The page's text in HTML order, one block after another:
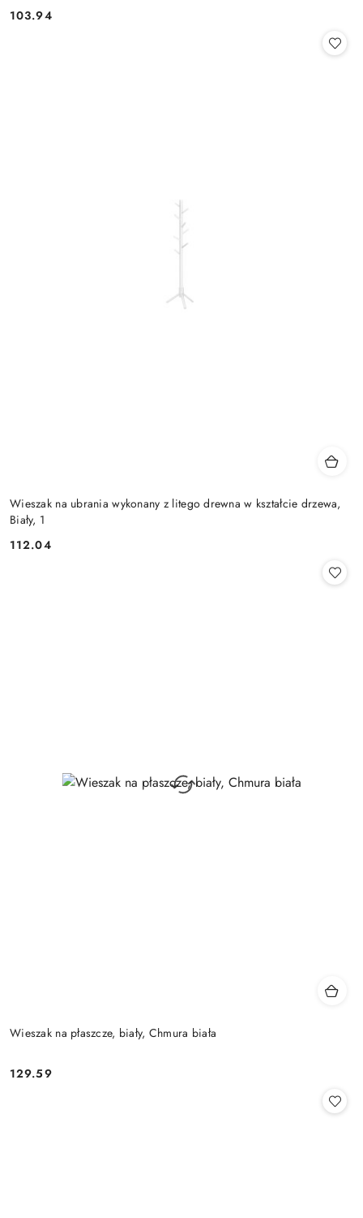
Cena:
103.94
Wieszak na ubrania wykonany z litego drewna w kształcie drzewa,
Biały, 1
Cena:
112.04
Wieszak na płaszcze, biały, Chmura biała
Cena:
129.59